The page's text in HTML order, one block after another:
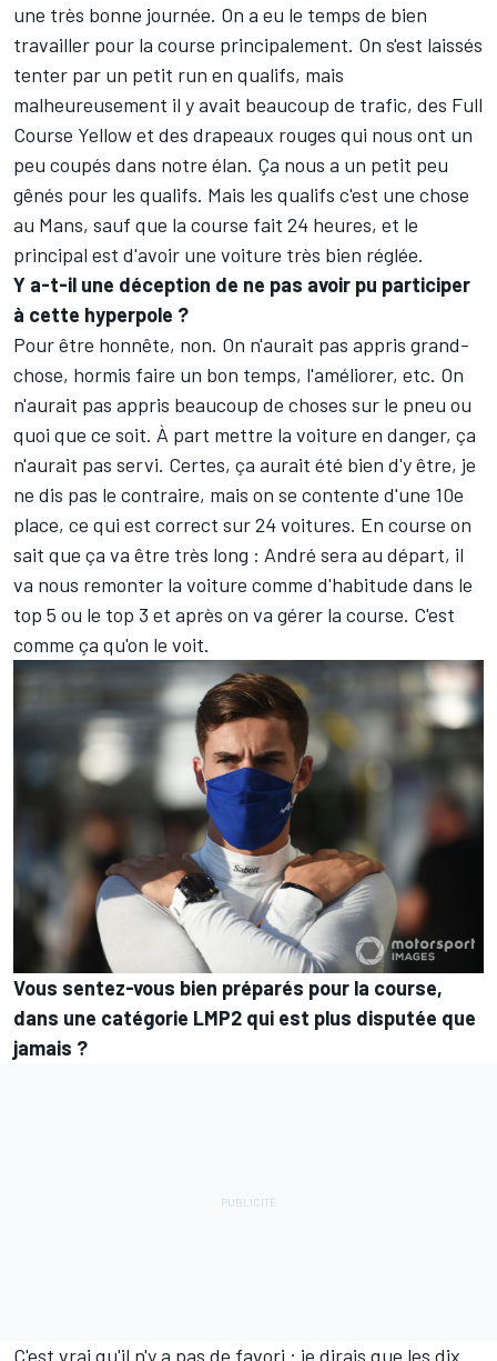
une très bonne journée. On a eu le temps de bien
travailler pour la course principalement. On s'est laissés
tenter par un petit run en qualifs, mais
malheureusement il y avait beaucoup de trafic, des Full
Course Yellow et des drapeaux rouges qui nous ont un
peu coupés dans notre élan. Ça nous a un petit peu
gênés pour les qualifs. Mais les qualifs c'est une chose
au Mans, sauf que la course fait 24 heures, et le
principal est d'avoir une voiture très bien réglée.
Y a-t-il une déception de ne pas avoir pu participer
à cette hyperpole ?
Pour être honnête, non. On n'aurait pas appris grand-
chose, hormis faire un bon temps, l'améliorer, etc. On
n'aurait pas appris beaucoup de choses sur le pneu ou
quoi que ce soit. À part mettre la voiture en danger, ça
n'aurait pas servi. Certes, ça aurait été bien d'y être, je
ne dis pas le contraire, mais on se contente d'une 10e
place, ce qui est correct sur 24 voitures. En course on
sait que ça va être très long : André sera au départ, il
va nous remonter la voiture comme d'habitude dans le
top 5 ou le top 3 et après on va gérer la course. C'est
comme ça qu'on le voit.
Vous sentez-vous bien préparés pour la course,
dans une catégorie LMP2 qui est plus disputée que
jamais ?
C'est vrai qu'il n'y a pas de favori : je dirais que les dix